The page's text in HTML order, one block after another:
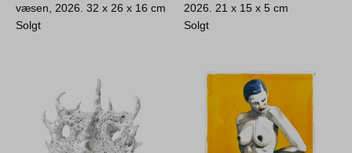
væsen, 2026.32 x 26 x 16 cm
Solgt
2026. 21 x 15 x 5 cm
Solgt